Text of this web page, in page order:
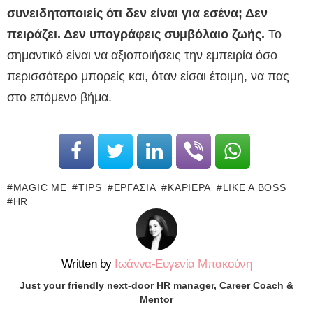
συνειδητοποιείς ότι δεν είναι για εσένα; Δεν
πειράζει. Δεν υπογράφεις συμβόλαιο ζωής. Το
σημαντικό είναι να αξιοποιήσεις την εμπειρία όσο
περισσότερο μπορείς και, όταν είσαι έτοιμη, να πας
στο επόμενο βήμα.
MAGIC ME TIPS ΕΡΓΑΣΊΑ ΚΑΡΙΈΡΑ
LIKE A BOSS
HR
Written by Ιωάννα-Ευγενία Μπακούνη
Just your friendly next-door HR manager, Career Coach &
Mentor